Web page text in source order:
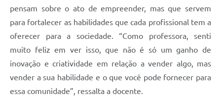
pensam sobre o ato de empreender, mas que servem
para fortalecer as habilidades que cada profissional tem a
oferecer para a sociedade. “Como professora, senti
muito feliz em ver isso, que não é só um ganho de
inovação e criatividade em relação a vender algo, mas
vender a sua habilidade e o que você pode fornecer para
essa comunidade”, ressalta a docente.